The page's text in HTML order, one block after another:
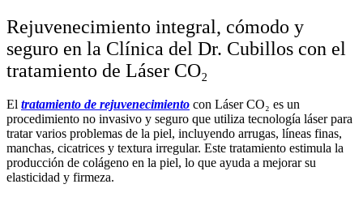
Rejuvenecimiento integral, cómodo y
seguro en la Clínica del Dr. Cubillos con el
tratamiento de Láser CO₂
El tratamiento de rejuvenecimiento con Láser CO₂ es un
procedimiento no invasivo y seguro que utiliza tecnología láser para
tratar varios problemas de la piel, incluyendo arrugas, líneas finas,
manchas, cicatrices y textura irregular. Este tratamiento estimula la
producción de colágeno en la piel, lo que ayuda a mejorar su
elasticidad y firmeza.